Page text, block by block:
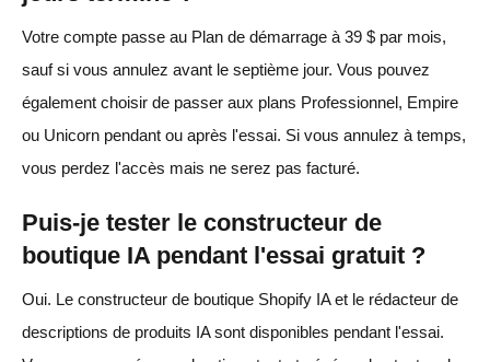
Votre compte passe au Plan de démarrage à 39 $ par mois,
sauf si vous annulez avant le septième jour. Vous pouvez
également choisir de passer aux plans Professionnel, Empire
ou Unicorn pendant ou après l'essai. Si vous annulez à temps,
vous perdez l'accès mais ne serez pas facturé.
Puis-je tester le constructeur de
boutique IA pendant l'essai gratuit ?
Oui. Le constructeur de boutique Shopify IA et le rédacteur de
descriptions de produits IA sont disponibles pendant l'essai.